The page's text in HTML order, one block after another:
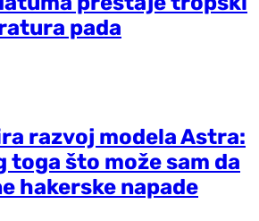
pada
razvoj modela Astra:
toga što može sam da
hakerske napade